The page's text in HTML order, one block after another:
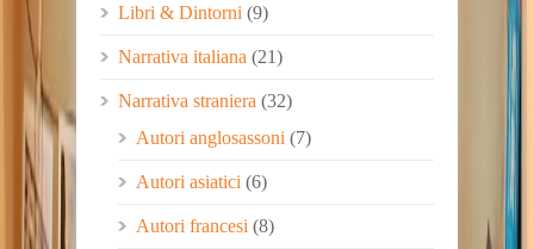
Libri & Dintorni (9)
Narrativa italiana (21)
Narrativa straniera (32)
Autori anglosassoni (7)
Autori asiatici (6)
Autori francesi (8)